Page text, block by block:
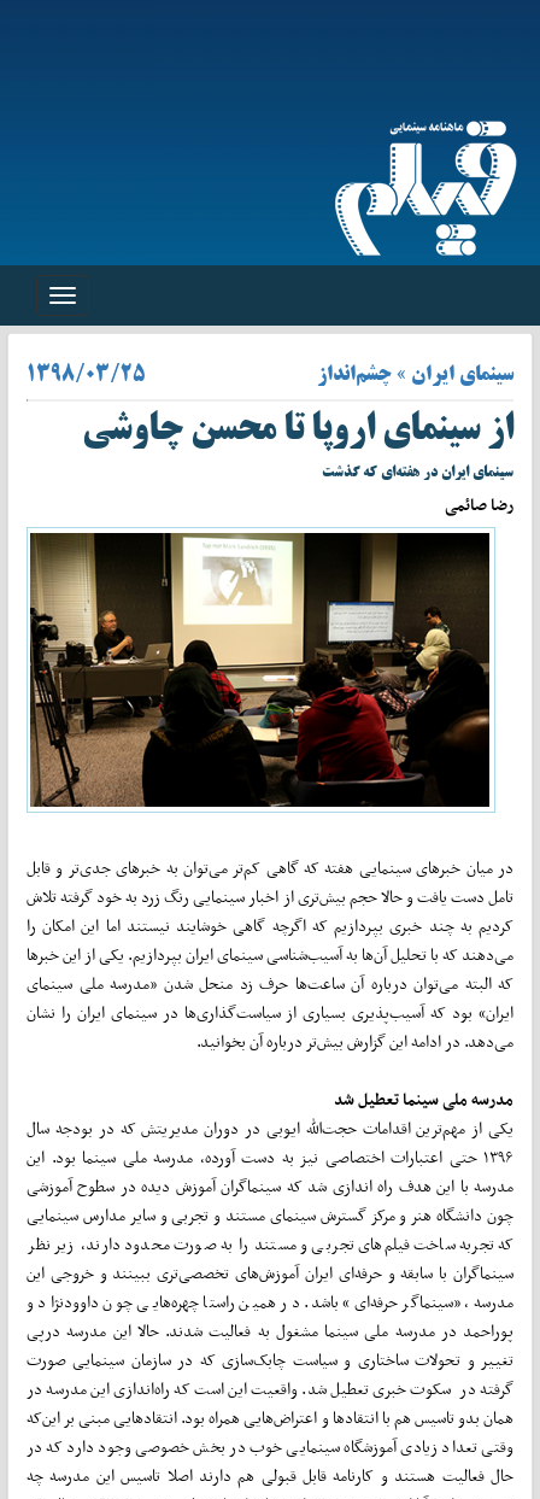
Toggle
سینمای ایران » چشم‌انداز ۱۳۹۸/۰۳/۲۵
از سینمای اروپا تا محسن چاوشی
سینمای ایران در هفته‌ای که گذشت
رضا صائمی
در میان خبرهای سینمایی هفته که گاهی کم‌تر می‌توان به خبرهای جدی‌تر و قابل
تامل دست یافت و حالا حجم بیش‌تری از اخبار سینمایی رنگ زرد به خود گرفته تلاش
کردیم به چند خبری بپردازیم که اگرچه گاهی خوشایند نیستند اما این امکان را
می‌دهند که با تحلیل آن‌ها به آسیب‌شناسی سینمای ایران بپردازیم. یکی از این خبرها
که البته می‌توان درباره آن ساعت‌ها حرف زد منحل شدن «مدرسه ملی سینمای
ایران» بود که آسیب‌پذیری بسیاری از سیاست‌گذاری‌ها در سینمای ایران را نشان
می‌دهد. در ادامه این گزارش بیش‌تر درباره آن بخوانید.
مدرسه ملی سینما تعطیل ‌شد
یکی از مهم‌ترین اقدامات حجت‌الله ایوبی در دوران مدیریتش که در بودجه سال
۱۳۹۶ حتی اعتبارات اختصاصی نیز به دست آورده، مدرسه ملی سینما بود. این
مدرسه با این هدف راه اندازی شد که سینماگران آموزش دیده در سطوح آموزشی
چون دانشگاه هنر و مرکز گسترش سینمای مستند و تجربی و سایر مدارس سینمایی
که تجربه ساخت فیلم‌های تجربی و مستند را به صورت محدود دارند، زیر نظر
سینماگران با سابقه و حرفه‌ای ایران آموزش‌های تخصصی‌تری ببینند و خروجی این
مدرسه، «سینماگر حرفه‌ای» باشد. در همین راستا چهره‌هایی چون داوودنژاد و
پوراحمد در مدرسه ملی سینما مشغول به فعالیت شدند. حالا این مدرسه درپی
تغییر و تحولات ساختاری و سیاست چابک‌سازی که در سازمان سینمایی صورت
گرفته در سکوت خبری تعطیل شد. واقعیت این است که راه‌اندازی این مدرسه در
همان بدو تاسیس هم با انتقادها و اعتراض‌هایی همراه بود. انتقادهایی مبنی بر این‌که
وقتی تعداد زیادی آموزشگاه سینمایی خوب در بخش خصوصی وجود دارد که در
حال فعالیت هستند و کارنامه قابل قبولی هم دارند اصلا تاسیس این مدرسه چه